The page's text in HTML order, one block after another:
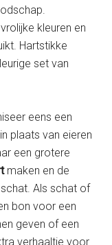
kleuren en
Hartstikke
set van
eens een
plaats van eieren
een grotere
maken en de
Als schat of
bon voor een
geven of een
verhaaltje voor